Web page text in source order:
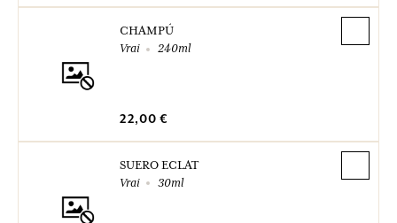
CHAMPÚ
Vrai
240ml
22,00 €
SUERO ECLAT
Vrai
30ml